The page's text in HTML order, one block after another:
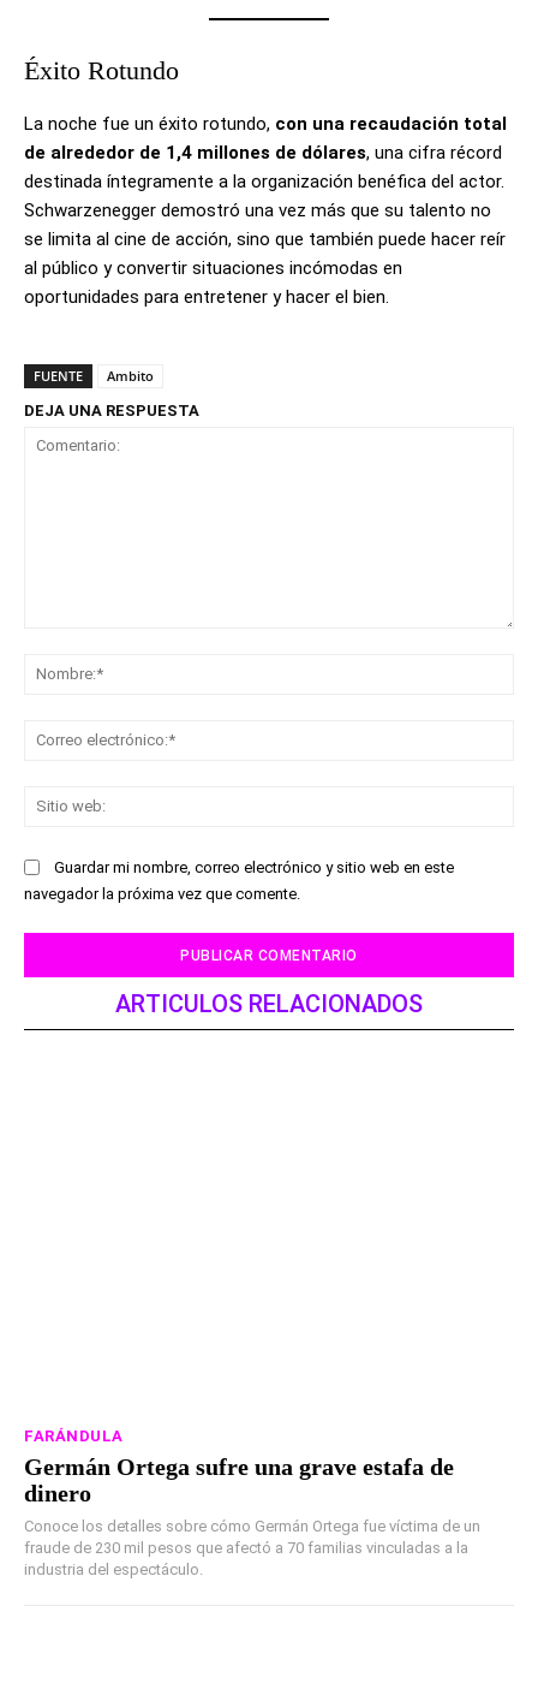
Éxito Rotundo
La noche fue un éxito rotundo, con una recaudación total
de alrededor de 1,4 millones de dólares, una cifra récord
destinada íntegramente a la organización benéfica del actor.
Schwarzenegger demostró una vez más que su talento no
se limita al cine de acción, sino que también puede hacer reír
al público y convertir situaciones incómodas en
oportunidades para entretener y hacer el bien.
FUENTE
Ambito
DEJA UNA RESPUESTA
Guardar mi nombre, correo electrónico y sitio web en este
navegador la próxima vez que comente.
ARTICULOS RELACIONADOS
FARÁNDULA
Germán Ortega sufre una grave estafa de
dinero
Conoce los detalles sobre cómo Germán Ortega fue víctima de un
fraude de 230 mil pesos que afectó a 70 familias vinculadas a la
industria del espectáculo.